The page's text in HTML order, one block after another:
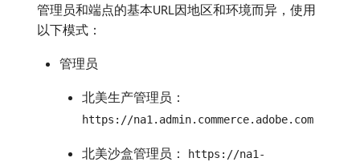
管理员和端点的基本URL因地区和环境而异，使用
以下模式：
管理员
北美生产管理员：
https://na1.admin.commerce.adobe.com
北美沙盒管理员：
https://na1-